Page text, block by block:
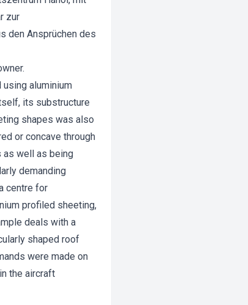
zur
den Ansprüchen des
aluminium
its substructure
shapes was also
or concave through
as well as being
demanding
centre for
profiled sheeting,
deals with a
shaped roof
were made on
the aircraft